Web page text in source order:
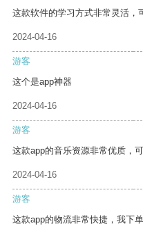
这款软件的学习方式非常灵活，
2024-04-16
游客
这个是app神器
2024-04-16
游客
这款app的音乐资源非常优质，
2024-04-16
游客
这款app的物流非常快捷，我下